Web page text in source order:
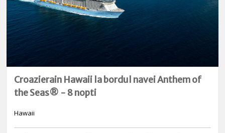
Croazierain Hawaii la bordul navei Anthem of
the Seas® - 8 nopti
Hawaii